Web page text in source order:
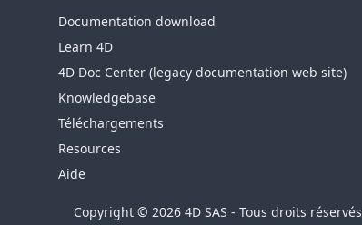
Documentation download
Learn 4D
4D Doc Center (legacy documentation web site)
Knowledgebase
Téléchargements
Resources
Aide
Copyright © 2026 4D SAS - Tous droits réservés